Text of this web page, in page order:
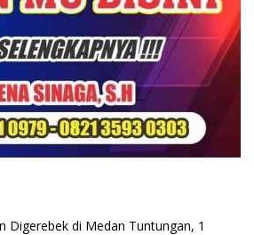
Digerebek di Medan Tuntungan, 1